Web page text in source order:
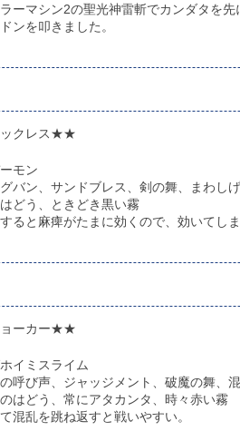
ーマシン2の聖光神雷斬でカンダタを
ンを叩きました。
ックレス★★
モン
バン、サンドブレス、剣の舞、まわし
どう、ときどき黒い霧
ると麻痺がたまに効くので、効いてし
ョーカー★★
イミスライム
呼び声、ジャッジメント、破魔の舞、
はどう、常にアタカンタ、時々赤い霧
混乱を跳ね返すと戦いやすい。